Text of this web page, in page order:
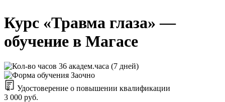
Курс «Травма глаза» —
обучение в Магасе
36 академ.часа (7 дней)
Заочно
Удостоверение о повышении квалификации
3 000 руб.